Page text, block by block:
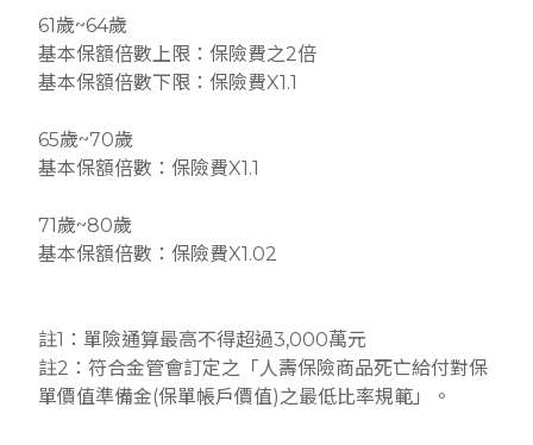
61歲~64歲
基本保額倍數上限：保險費之2倍
基本保額倍數下限：保險費X1.1
65歲~70歲
基本保額倍數：保險費X1.1
71歲~80歲
基本保額倍數：保險費X1.02
註1：單險通算最高不得超過3,000萬元
註2：符合金管會訂定之「人壽保險商品死亡給付對保
單價值準備金(保單帳戶價值)之最低比率規範」。